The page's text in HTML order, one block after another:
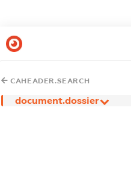
CAHEADER.SEARCH
document.dossier